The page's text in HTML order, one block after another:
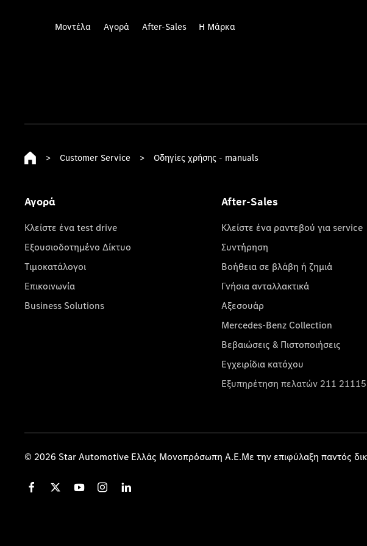
Μοντέλα Αγορά After-Sales Η Μάρκα
> Customer Service > Οδηγίες χρήσης - manuals
Αγορά
Κλείστε ένα test drive
Εξουσιοδοτημένο Δίκτυο
Τιμοκατάλογοι
Επικοινωνία
Business Solutions
After-Sales
Κλείστε ένα ραντεβού για service
Συντήρηση
Βοήθεια σε βλάβη ή ζημιά
Γνήσια ανταλλακτικά
Αξεσουάρ
Mercedes-Benz Collection
Βεβαιώσεις & Πιστοποιήσεις
Εγχειρίδια κατόχου
Εξυπηρέτηση πελατών 211
© 2026 Star Automotive Ελλάς Μονοπρόσωπη Α.Ε.Με την επιφύλαξη παντός